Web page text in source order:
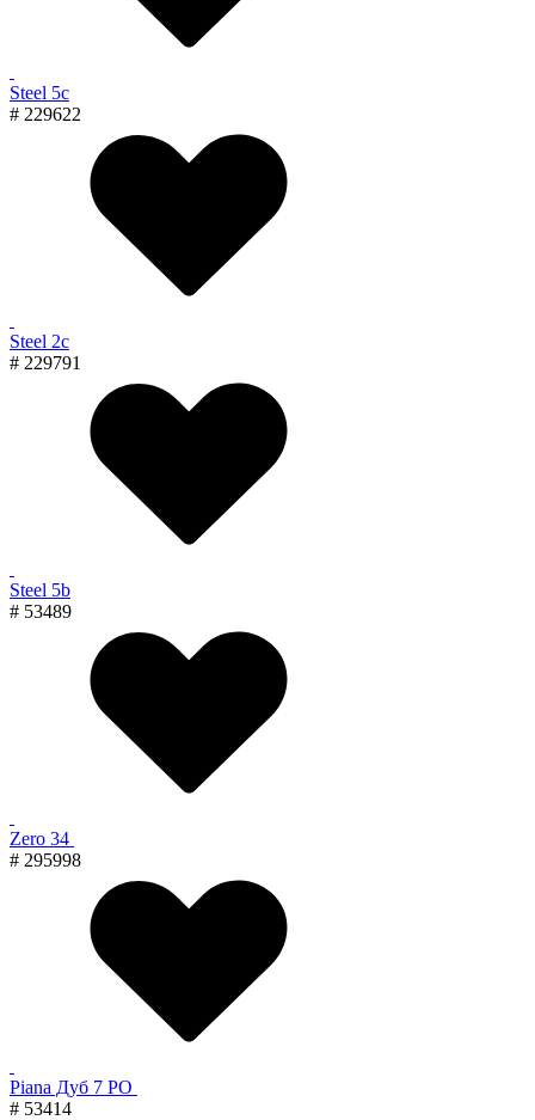
Steel 5с
# 229622
Steel 2с
# 229791
Steel 5b
# 53489
Zero 34
# 295998
Piana Дуб 7 PO
# 53414